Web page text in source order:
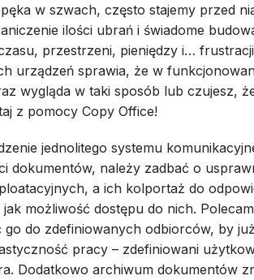
w szwach, często stajemy przed
ilości ubrań i świadome
przestrzeni, pieniędzy i…
urządzeń sprawia, że w
wygląda w taki sposób lub czujesz,
z pomocy Copy Office!
jednolitego systemu
należy zadbać o
a ich kolportaż do
możliwość dostępu do nich.
do zdefiniowanych odbiorców, by
pracy – zdefiniowani
Dodatkowo archiwum dokumentów